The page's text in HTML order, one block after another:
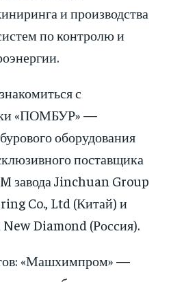
и производства
по контролю и
с
«ПОМБУР» —
оборудования
поставщика
завода Jinchuan Group
Co., Ltd (Китай) и
New Diamond (Россия).
«Машхимпром» —